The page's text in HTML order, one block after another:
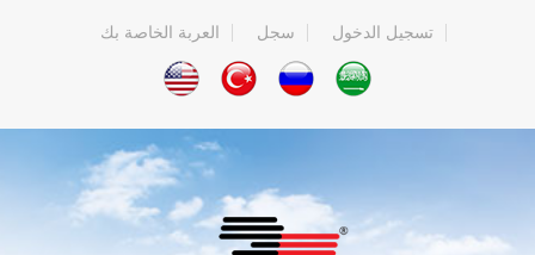
العربة الخاصة بك سجل تسجيل الدخول